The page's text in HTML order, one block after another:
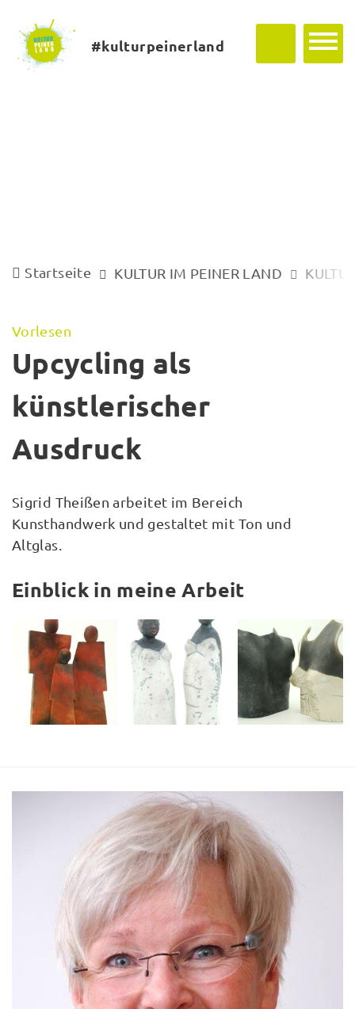
#kulturpeinerland
Startseite KULTUR IM PEINER LAND
Vorlesen
Upcycling als
künstlerischer
Ausdruck
Sigrid Theißen arbeitet im Bereich
Kunsthandwerk und gestaltet mit Ton und
Altglas.
Einblick in meine Arbeit